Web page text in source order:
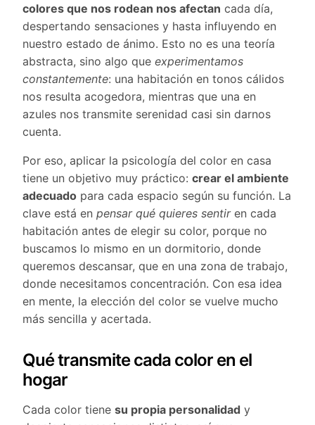
colores que nos rodean nos afectan cada día,
despertando sensaciones y hasta influyendo en
nuestro estado de ánimo. Esto no es una teoría
abstracta, sino algo que experimentamos
constantemente: una habitación en tonos cálidos
nos resulta acogedora, mientras que una en
azules nos transmite serenidad casi sin darnos
cuenta.
Por eso, aplicar la psicología del color en casa
tiene un objetivo muy práctico: crear el ambiente
adecuado para cada espacio según su función. La
clave está en pensar qué quieres sentiren cada
habitación antes de elegir su color, porque no
buscamos lo mismo en un dormitorio, donde
queremos descansar, que en una zona de trabajo,
donde necesitamos concentración. Con esa idea
en mente, la elección del color se vuelve mucho
más sencilla y acertada.
Qué transmite cada color en el
hogar
Cada color tiene su propia personalidad y